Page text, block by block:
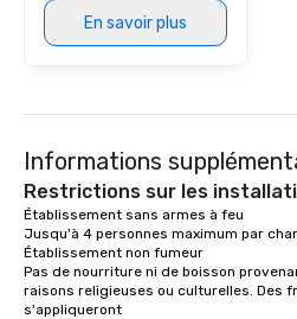
En savoir plus
Informations
Restrictions sur les
Établissement sans armes à feu
Jusqu'à 4 personnes maximum par
Établissement non fumeur
Pas de nourriture ni de boisson
raisons religieuses ou culturelles. Des